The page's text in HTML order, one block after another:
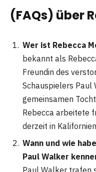
(FAQs) über
Wer ist Rebecca
bekannt als
Freundin des
Schauspielers Paul
gemeinsamen
Rebecca arbeitete
derzeit in Kalifornien​
Wann und wie
Paul Walker
Paul Walker trafen